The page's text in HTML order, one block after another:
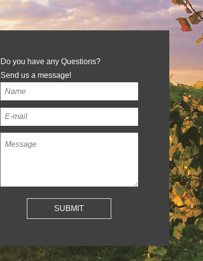
Do you have any Questions?
Send us a message!
Your
name*
Your
email
address*
Message